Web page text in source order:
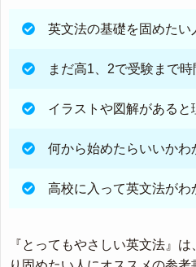
英文法の基礎を固めたい
まだ高1、2で受験まで時
イラストや図解があると
何から始めたらいいかわ
高校に入って英文法がわ
『とってもやさしい英文法』